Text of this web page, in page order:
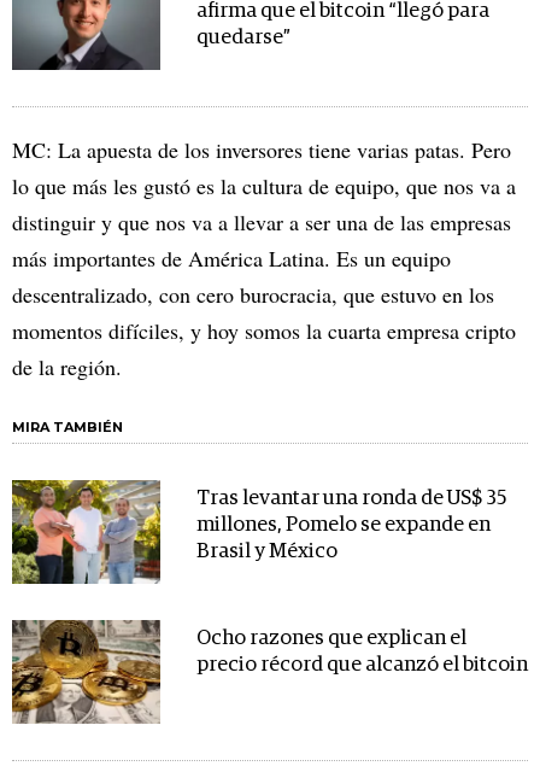
afirma que el bitcoin “llegó para
quedarse”
MC: La apuesta de los inversores tiene varias patas. Pero
lo que más les gustó es la cultura de equipo, que nos va a
distinguir y que nos va a llevar a ser una de las empresas
más importantes de América Latina. Es un equipo
descentralizado, con cero burocracia, que estuvo en los
momentos difíciles, y hoy somos la cuarta empresa cripto
de la región.
MIRA TAMBIÉN
Tras levantar una ronda de US$ 35
millones, Pomelo se expande en
Brasil y México
Ocho razones que explican el
precio récord que alcanzó el bitcoin